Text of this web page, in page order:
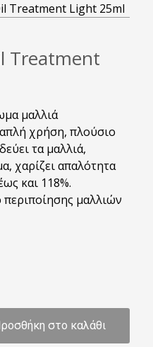
Treatment Light 25ml
Treatment
μαλλιά
χρήση, πλούσιο
τα μαλλιά,
χαρίζει απαλότητα
και 118%.
μαλλιών
στο καλάθι